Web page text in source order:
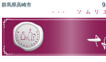
群馬県高崎市
--- ソムリ